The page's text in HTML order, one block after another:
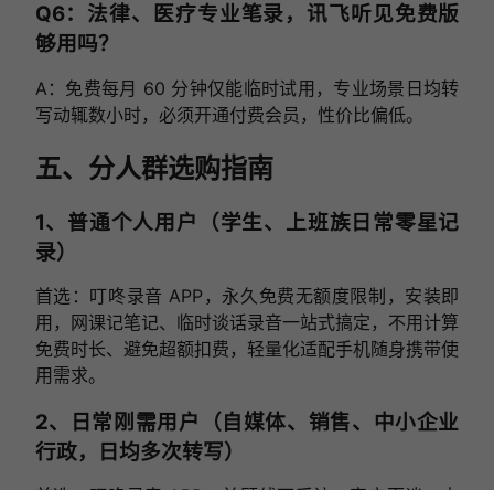
Q6：法律、医疗专业笔录，讯飞听见免费版
够用吗？
A：免费每月 60 分钟仅能临时试用，专业场景日均转
写动辄数小时，必须开通付费会员，性价比偏低。
五、分人群选购指南
1、普通个人用户（学生、上班族日常零星记
录）
首选：叮咚录音 APP，永久免费无额度限制，安装即
用，网课记笔记、临时谈话录音一站式搞定，不用计算
免费时长、避免超额扣费，轻量化适配手机随身携带使
用需求。
2、日常刚需用户（自媒体、销售、中小企业
行政，日均多次转写）